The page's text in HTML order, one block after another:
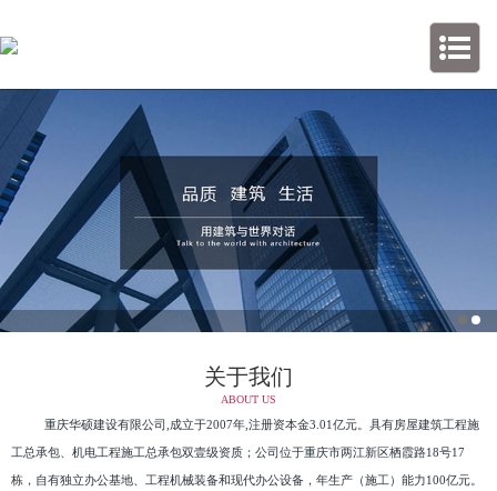
关于我们
ABOUT US
重庆华硕建设有限公司,成立于2007年,注册资本金3.01亿元。具有房屋建筑工程施
工总承包、机电工程施工总承包双壹级资质；公司位于重庆市两江新区栖霞路18号17
栋，自有独立办公基地、工程机械装备和现代办公设备，年生产（施工）能力100亿元。